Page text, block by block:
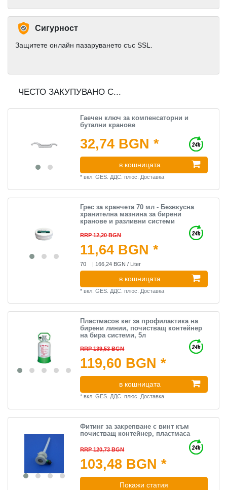
Сигурност
Защитете онлайн пазаруването със SSL.
ЧЕСТО ЗАКУПУВАНО С...
Гаечен ключ за компенсаторни и
бутални кранове
32,74 BGN *
в кошницата
*вкл. GES. ДДС. плюс. Доставка
Грес за кранчета 70 мл - Безвкусна
хранителна мазнина за бирени
кранове и разливни системи
RRP 12,20 BGN
11,64 BGN *
70 | 166,24 BGN / Liter
в кошницата
*вкл. GES. ДДС. плюс. Доставка
Пластмасов кег за профилактика на
бирени линии, почистващ контейнер
на бира системи, 5л
RRP 139,53 BGN
119,60 BGN *
в кошницата
*вкл. GES. ДДС. плюс.Доставка
Фитинг за закрепване с винт към
почистващ контейнер, пластмаса
RRP 120,73 BGN
103,48 BGN *
Покажи статия